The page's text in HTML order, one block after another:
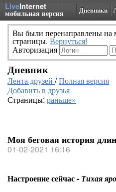
LiveInternet
мобильная версия Дневники
Вы были перенаправлены
страницы. Вернуться!
Авторизация
Дневник
Лента друзей /Полная версия
Добавить в друзья
Страницы: раньше»
Моя беговая история
01-02-2021 16:16
Настроение сейчас - Тихая